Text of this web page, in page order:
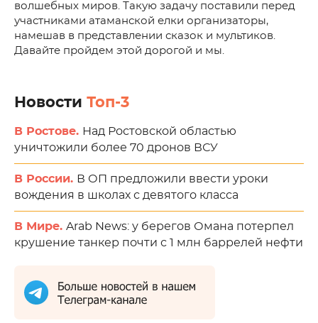
волшебных миров. Такую задачу поставили перед
участниками атаманской елки организаторы,
намешав в представлении сказок и мультиков.
Давайте пройдем этой дорогой и мы.
Новости Топ-3
В Ростове. Над Ростовской областью
уничтожили более 70 дронов ВСУ
В России. В ОП предложили ввести уроки
вождения в школах с девятого класса
В Мире. Arab News: у берегов Омана потерпел
крушение танкер почти с 1 млн баррелей нефти